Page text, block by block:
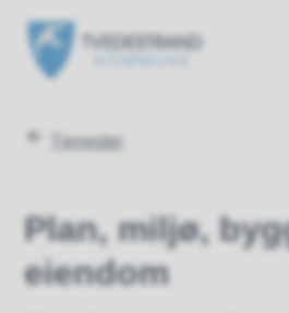
Tvedestrand kommune
Du er her:
Tjenester
Plan, miljø,
eiendom